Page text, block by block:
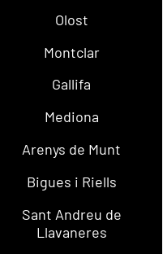
Olost
Montclar
Gallifa
Mediona
Arenys de Munt
Bigues i Riells
Sant Andreu de
Llavaneres